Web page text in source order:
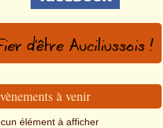
à venir
élément à afficher